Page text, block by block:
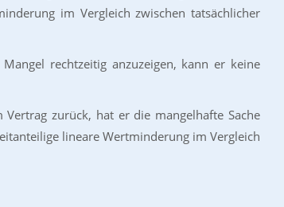
im Vergleich zwischen tatsächlicher
rechtzeitig anzuzeigen, kann er keine
zurück, hat er die mangelhafte Sache
lineare Wertminderung im Vergleich